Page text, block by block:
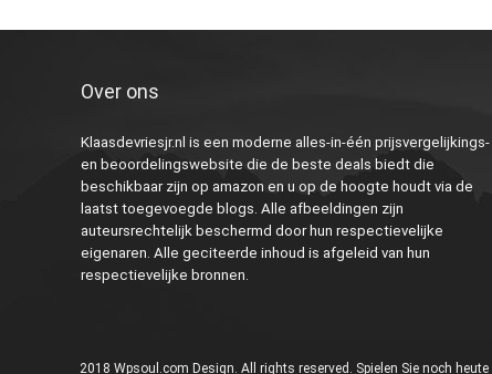
Over ons
Klaasdevriesjr.nl is een moderne alles-in-één prijsvergelijkings-
en beoordelingswebsite die de beste deals biedt die
beschikbaar zijn op amazon en u op de hoogte houdt via de
laatst toegevoegde blogs. Alle afbeeldingen zijn
auteursrechtelijk beschermd door hun respectievelijke
eigenaren. Alle geciteerde inhoud is afgeleid van hun
respectievelijke bronnen.
2018 Wpsoul.com Design. All rights reserved. Spielen Sie noch